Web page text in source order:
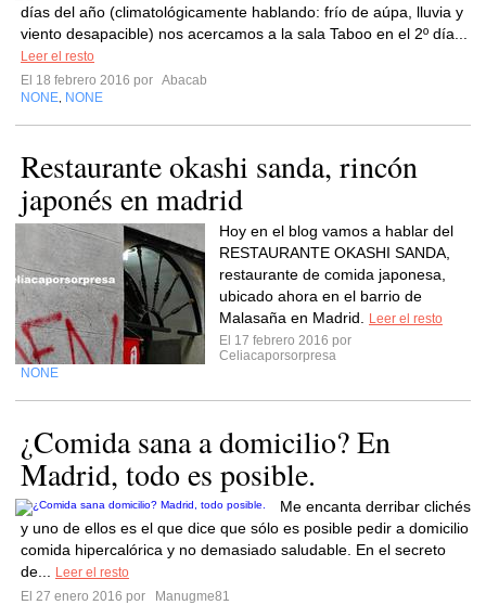
días del año (climatológicamente hablando: frío de aúpa, lluvia y
viento desapacible) nos acercamos a la sala Taboo en el 2º día...
Leer el resto
El 18 febrero 2016 por Abacab
NONE NONE
Restaurante okashi sanda, rincón
japonés en madrid
Hoy en el blog vamos a hablar del
RESTAURANTE OKASHI SANDA,
restaurante de comida japonesa,
ubicado ahora en el barrio de
Malasaña en Madrid.
Leer el resto
El 17 febrero 2016 por
Celiacaporsorpresa
NONE
¿Comida sana a domicilio? En
Madrid, todo es posible.
Me encanta derribar clichés
y uno de ellos es el que dice que sólo es posible pedir a domicilio
comida hipercalórica y no demasiado saludable. En el secreto
de...
Leer el resto
El 27 enero 2016 por
Manugme81